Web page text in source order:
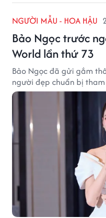
NGƯỜI MẪU - HOA HẬU
Bảo Ngọc trước
World lần thứ 73
Bảo Ngọc đã gửi gắm
người đẹp chuẩn bị tham